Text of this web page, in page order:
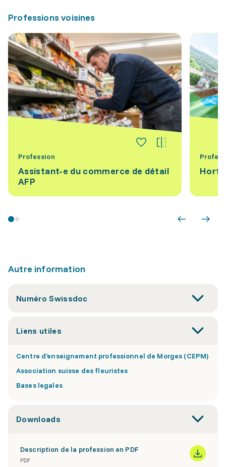
Professions voisines
Profession
Assistant-e du commerce de détail
AFP
Autre information
Numéro Swissdoc
Liens utiles
Centre d'enseignement professionnel de Morges (CEPM)
Association suisse des fleuristes
Bases legales
Downloads
Description de la profession en PDF
PDF